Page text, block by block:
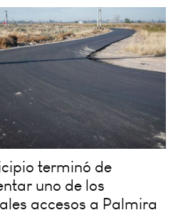
terminó de
uno de los
accesos a Palmira